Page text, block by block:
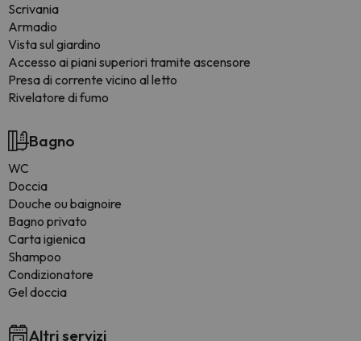
Scrivania
Armadio
Vista sul giardino
Accesso ai piani superiori tramite ascensore
Presa di corrente vicino al letto
Rivelatore di fumo
Bagno
WC
Doccia
Douche ou baignoire
Bagno privato
Carta igienica
Shampoo
Condizionatore
Gel doccia
Altri servizi